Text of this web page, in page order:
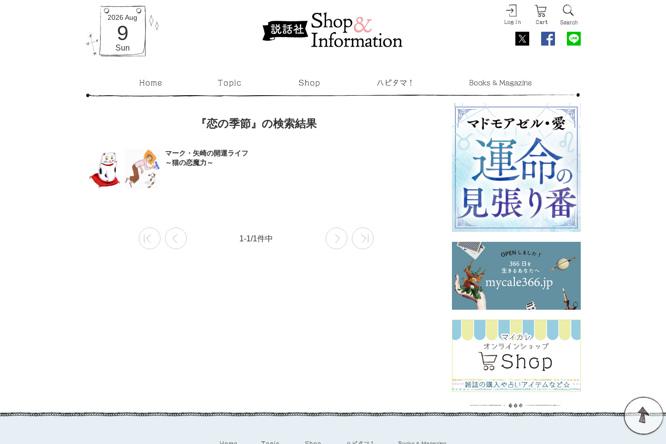
2026 Aug
9
Sun
『恋の季節』の検索結果
マーク・矢崎の開運ライフ
～猫の恋魔力～
1-1/1件中